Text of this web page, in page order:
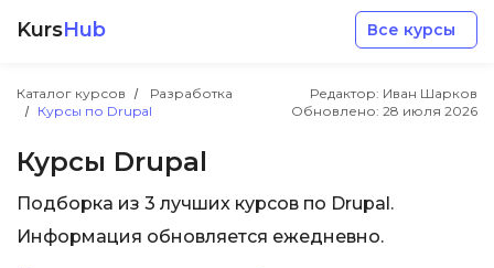
KursHub Все курсы
Каталог курсов
Разработка
Курсы по Drupal
Редактор: Иван Шарков
Обновлено: 28 июля 2026
Курсы Drupal
Подборка из 3 лучших курсов по Drupal.
Информация обновляется ежедневно.
Разработка